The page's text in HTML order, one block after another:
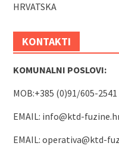
HRVATSKA
KONTAKTI
KOMUNALNI POSLOVI:
MOB:+385 (0)91/605-2541
EMAIL: info@ktd-
EMAIL: operativa@ktd-